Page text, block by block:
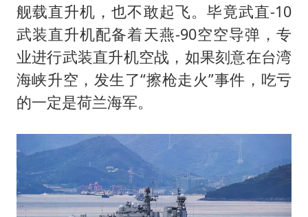
舰载直升机，也不敢起飞。毕竟武直-10
武装直升机配备着天燕-90空空导弹，专
业进行武装直升机空战，如果刻意在台湾
海峡升空，发生了“擦枪走火”事件，吃亏
的一定是荷兰海军。